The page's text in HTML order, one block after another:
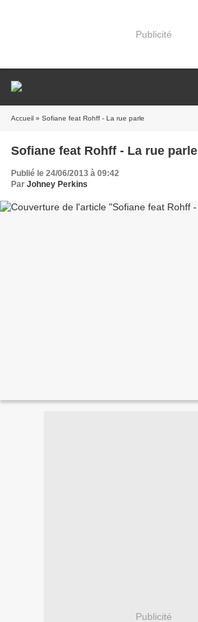
Publicité
Accueil » Sofiane feat Rohff - La rue parle
Sofiane feat Rohff - La rue parle
Publié le 24/06/2013 à 09:42
Par Johney Perkins
Publicité